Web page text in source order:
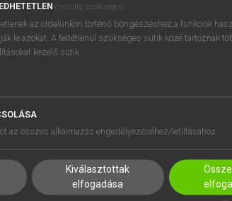
SÚGÓ
RÓLUNK
SÜTI BEÁLLÍTÁSOK
(mindig szükséges)
az oldalunkon történő böngészéshez,a funkciók
le azokat. A feltétlenül szükséges sütik közé tartoznak
kezelő sütik.
az összes alkalmazás engedélyezéséhez/letiltásához.
Kiválasztottak
elfogadása